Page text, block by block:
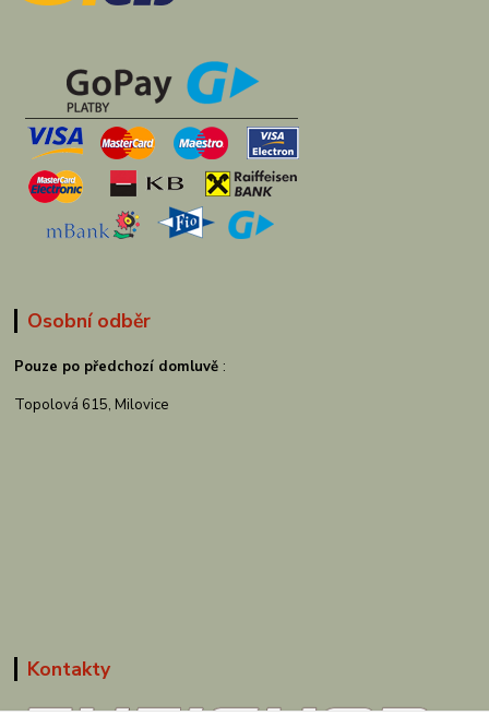
Osobní odběr
Pouze po předchozí domluvě :
Topolová 615, Milovice
Kontakty